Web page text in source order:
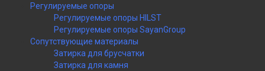
Регулируемые опоры
Регулируемые опоры HILST
Регулируемые опоры SayanGroup
Сопутствующие материалы
Затирка для брусчатки
Затирка для камня